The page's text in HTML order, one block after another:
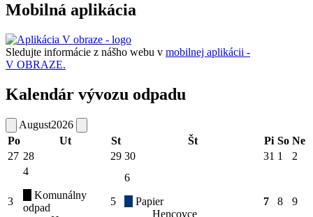
Mobilná aplikácia
Sledujte informácie z nášho webu v mobilnej aplikácii -
V OBRAZE.
Kalendár vývozu odpadu
August2026
Po
Ut St Št Pi So Ne
27 28 29 30 31 1 2
3
4
Komunálny
odpad
5
6
Papier
Hencovce
7 8 9